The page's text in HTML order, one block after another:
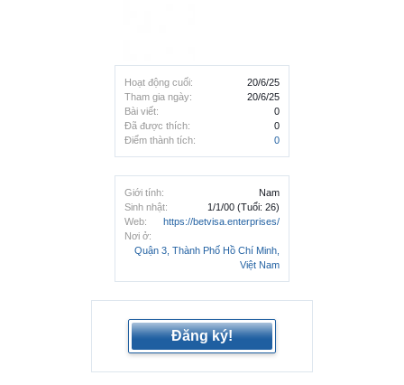
Hoạt động cuối:
20/6/25
Tham gia ngày:
20/6/25
Bài viết:
0
Đã được thích:
0
Điểm thành tích:
0
Giới tính:
Nam
Sinh nhật:
1/1/00 (Tuổi: 26)
Web:
https://betvisa.enterprises/
Nơi ở:
Quận 3, Thành Phố Hồ Chí Minh,
Việt Nam
Đăng ký!